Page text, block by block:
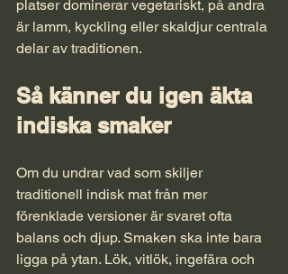
platser dominerar vegetariskt, på andra
är lamm, kyckling eller skaldjur centrala
delar av traditionen.
Så känner du igen äkta
indiska smaker
Om du undrar vad som skiljer
traditionell indisk mat från mer
förenklade versioner är svaret ofta
balans och djup. Smaken ska inte bara
ligga på ytan. Lök, vitlök, ingefära och